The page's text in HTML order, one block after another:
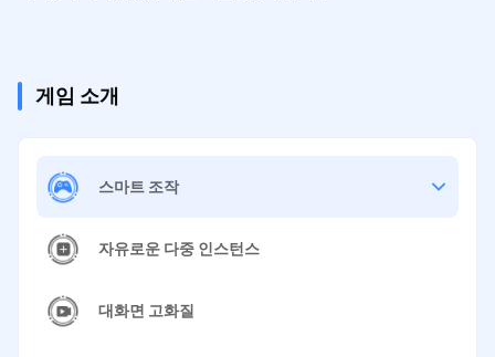
게임 소개
스마트 조작
자유로운 다중 인스턴스
대화면 고화질